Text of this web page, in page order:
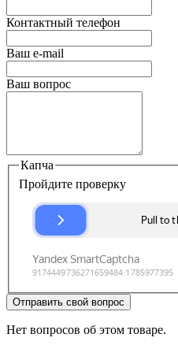
Контактный телефон
Ваш e-mail
Ваш вопрос
Капча
Пройдите проверку
Отправить свой вопрос
Нет вопросов об этом товаре.